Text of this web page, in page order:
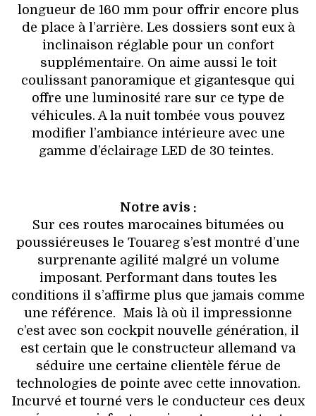
longueur de 160 mm pour offrir encore plus
de place à l’arrière. Les dossiers sont eux à
inclinaison réglable pour un confort
supplémentaire. On aime aussi le toit
coulissant panoramique et gigantesque qui
offre une luminosité rare sur ce type de
véhicules. A la nuit tombée vous pouvez
modifier l’ambiance intérieure avec une
gamme d’éclairage LED de 30 teintes.
Notre avis :
Sur ces routes marocaines bitumées ou
poussiéreuses le Touareg s’est montré d’une
surprenante agilité malgré un volume
imposant. Performant dans toutes les
conditions il s’affirme plus que jamais comme
une référence. Mais là où il impressionne
c’est avec son cockpit nouvelle génération, il
est certain que le constructeur allemand va
séduire une certaine clientèle férue de
technologies de pointe avec cette innovation.
Incurvé et tourné vers le conducteur ces deux